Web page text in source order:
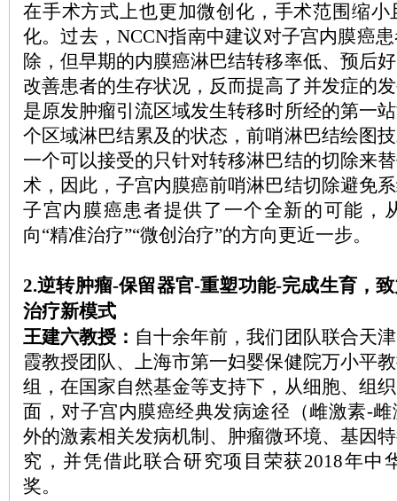
在手术方式上也更加微创化，手术范围缩
化。过去，NCCN指南中建议对子宫内膜癌
除，但早期的内膜癌淋巴结转移率低、预后
改善患者的生存状况，反而提高了并发症的
是原发肿瘤引流区域发生转移时所经的第一
个区域淋巴结累及的状态，前哨淋巴结绘图
一个可以接受的只针对转移淋巴结的切除来
术，因此，子宫内膜癌前哨淋巴结切除避免
子宫内膜癌患者提供了一个全新的可能，
向“精准治疗”“微创治疗”的方向更近一步。
2.逆转肿瘤-保留器官-重塑功能-完成生育，
治疗新模式
王建六教授： 自十余年前，我们团队联合天
霞教授团队、上海市第一妇婴保健院万小平
组，在国家自然基金等支持下，从细胞、组
面，对子宫内膜癌经典发病途径（雌激素-
外的激素相关发病机制、肿瘤微环境、基因
究，并凭借此联合研究项目荣获2018年中
奖。